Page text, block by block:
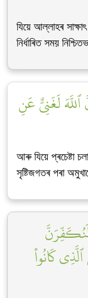
যিয়ে আল্লাহৰ
নিৰ্ধাৰিত সময়
لَغَنِيٌّ عَنِ
আৰু যিয়ে প্ৰচেষ্টা
সৃষ্টিজগতৰ পৰা
كَانُواْ